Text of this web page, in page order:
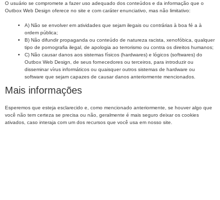
O usuário se compromete a fazer uso adequado dos conteúdos e da informação que o
Outbox Web Design oferece no site e com caráter enunciativo, mas não limitativo:
A) Não se envolver em atividades que sejam ilegais ou contrárias à boa fé a à
ordem pública;
B) Não difundir propaganda ou conteúdo de natureza racista, xenofóbica, qualquer
tipo de pornografia ilegal, de apologia ao terrorismo ou contra os direitos humanos;
C) Não causar danos aos sistemas físicos (hardwares) e lógicos (softwares) do
Outbox Web Design, de seus fornecedores ou terceiros, para introduzir ou
disseminar vírus informáticos ou quaisquer outros sistemas de hardware ou
software que sejam capazes de causar danos anteriormente mencionados.
Mais informações
Esperemos que esteja esclarecido e, como mencionado anteriormente, se houver algo que
você não tem certeza se precisa ou não, geralmente é mais seguro deixar os cookies
ativados, caso interaja com um dos recursos que você usa em nosso site.